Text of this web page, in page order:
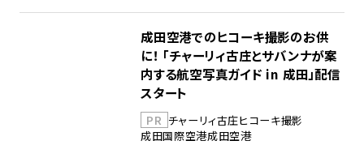
成田空港でのヒコーキ撮影のお供
に！ 「チャーリィ古庄とサバンナが案
内する航空写真ガイド in 成田」配信
スタート
PR チャーリィ古庄ヒコーキ撮影
成田国際空港成田空港